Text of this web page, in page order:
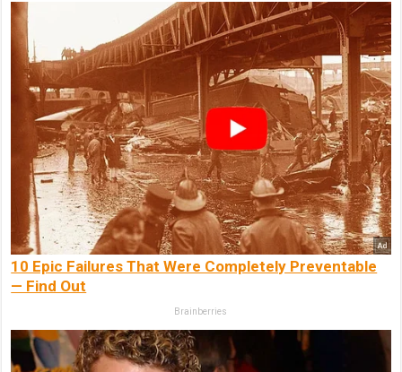
10 Epic Failures That Were Completely Preventable
— Find Out
Brainberries